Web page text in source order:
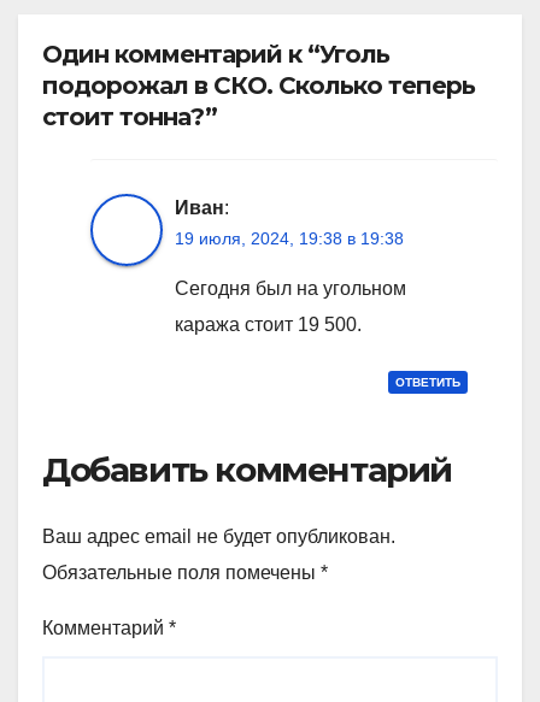
Один комментарий к “Уголь
подорожал в СКО. Сколько теперь
стоит тонна?”
Иван:
19 июля, 2024, 19:38 в 19:38
Сегодня был на угольном
каража стоит 19 500.
ОТВЕТИТЬ
Добавить комментарий
Ваш адрес email не будет опубликован.
Обязательные поля помечены *
Комментарий *